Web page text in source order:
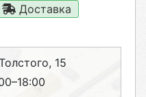
Доставка
15